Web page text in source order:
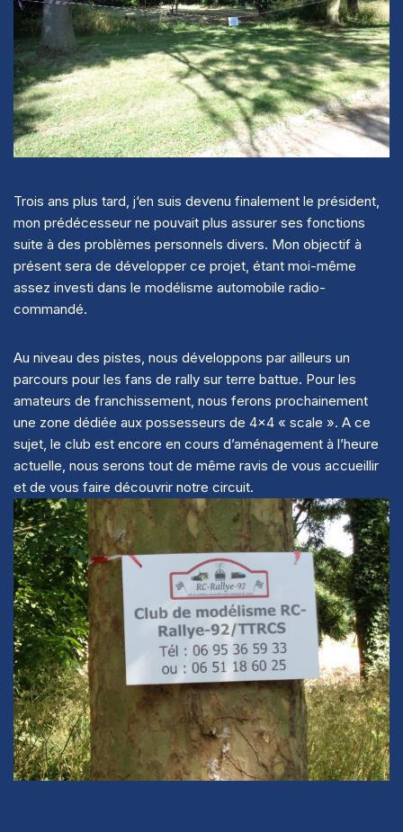
Trois ans plus tard, j‘en suis devenu finalement le président,
mon prédécesseur ne pouvait plus assurer ses fonctions
suite à des problèmes personnels divers. Mon objectif à
présent sera de développer ce projet, étant moi-même
assez investi dans le modélisme automobile radio-
commandé.
Au niveau des pistes, nous développons par ailleurs un
parcours pour les fans de rally sur terre battue. Pour les
amateurs de franchissement, nous ferons prochainement
une zone dédiée aux possesseurs de 4×4 « scale ». A ce
sujet, le club est encore en cours d’aménagement à l’heure
actuelle, nous serons tout de même ravis de vous accueillir
et de vous faire découvrir notre circuit.